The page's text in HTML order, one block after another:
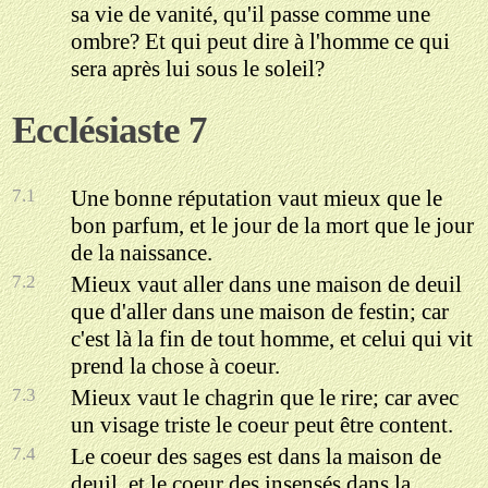
sa vie de vanité, qu'il passe comme une
ombre? Et qui peut dire à l'homme ce qui
sera après lui sous le soleil?
Ecclésiaste 7
7.1
Une bonne réputation vaut mieux que le
bon parfum, et le jour de la mort que le jour
de la naissance.
7.2
Mieux vaut aller dans une maison de deuil
que d'aller dans une maison de festin; car
c'est là la fin de tout homme, et celui qui vit
prend la chose à coeur.
7.3
Mieux vaut le chagrin que le rire; car avec
un visage triste le coeur peut être content.
7.4
Le coeur des sages est dans la maison de